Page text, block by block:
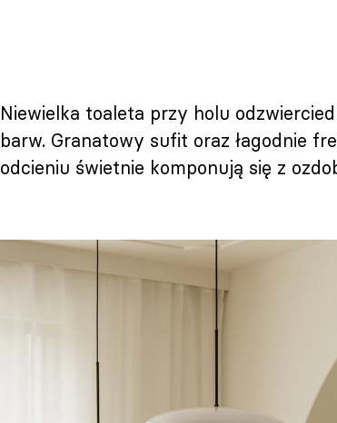
Niewielka toaleta przy holu
barw. Granatowy sufit oraz łagodnie
odcieniu świetnie komponują się z